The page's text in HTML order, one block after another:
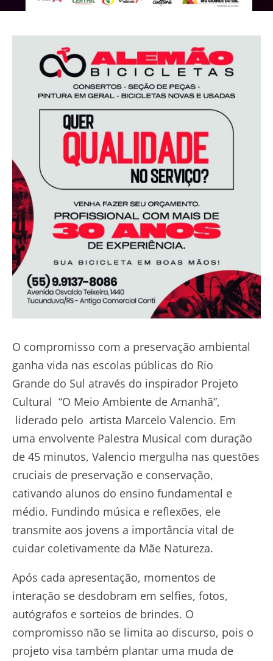
O compromisso com a preservação ambiental
ganha vida nas escolas públicas do Rio
Grande do Sul através do inspirador Projeto
Cultural “O Meio Ambiente de Amanhã”,
liderado pelo artista Marcelo Valencio. Em
uma envolvente Palestra Musical com duração
de 45 minutos, Valencio mergulha nas questões
cruciais de preservação e conservação,
cativando alunos do ensino fundamental e
médio. Fundindo música e reflexões, ele
transmite aos jovens a importância vital de
cuidar coletivamente da Mãe Natureza.
Após cada apresentação, momentos de
interação se desdobram em selfies, fotos,
autógrafos e sorteios de brindes. O
compromisso não se limita ao discurso, pois o
projeto visa também plantar uma muda de